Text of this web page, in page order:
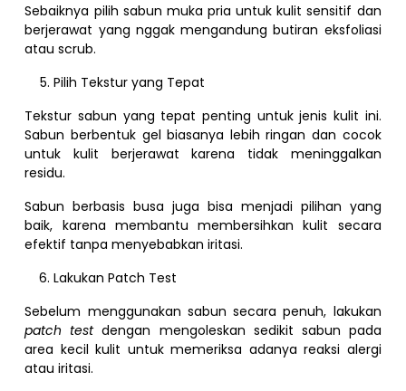
Sebaiknya pilih sabun muka pria untuk kulit sensitif dan
berjerawat yang nggak mengandung butiran eksfoliasi
atau scrub.
Pilih Tekstur yang Tepat
Tekstur sabun yang tepat penting untuk jenis kulit ini.
Sabun berbentuk gel biasanya lebih ringan dan cocok
untuk kulit berjerawat karena tidak meninggalkan
residu.
Sabun berbasis busa juga bisa menjadi pilihan yang
baik, karena membantu membersihkan kulit secara
efektif tanpa menyebabkan iritasi.
Lakukan Patch Test
Sebelum menggunakan sabun secara penuh, lakukan
patch testdengan mengoleskan sedikit sabun pada
area kecil kulit untuk memeriksa adanya reaksi alergi
atau iritasi.